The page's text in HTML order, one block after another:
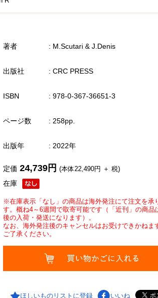
著者 : M.Scutari & J.Denis
出版社 : CRC PRESS
ISBN : 978-0-367-36651-3
ページ数 : 258pp.
出版年 : 2022年
在庫
定価 24,739円 (本体22,490円 ＋ 税)
※在庫表示「なし」の商品は海外発注にて注文を承
す。概ね4～6週間で取寄可能です（「近刊」の商品
後の入荷・発送になります）。
なお、海外発注後のキャンセルはお受けできかねま
ご了承ください。
ほしいものリストに登録 いいね